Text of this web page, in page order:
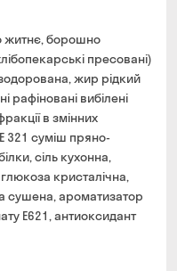
житнє, борошно
пресовані)
жир рідкий
рафіновані вибілені
в змінних
321 суміш пряно-
сіль кухонна,
кристалічна,
сушена, ароматизатор
Е621, антиоксидант